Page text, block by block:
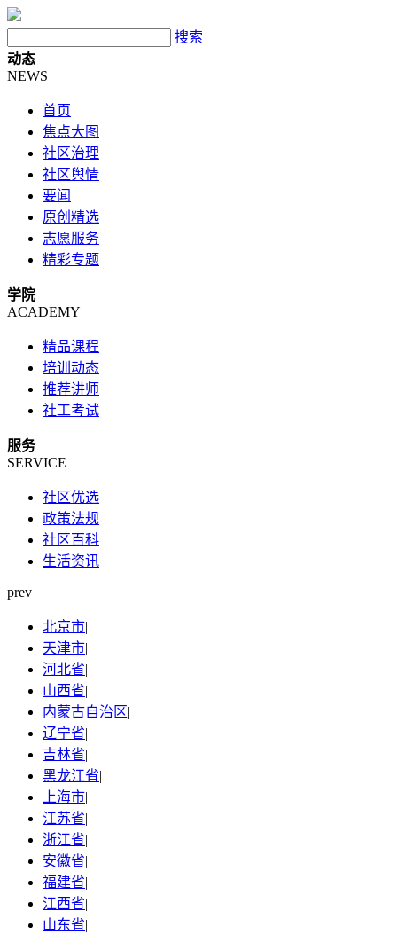
搜索
动态
NEWS
首页
焦点大图
社区治理
社区舆情
要闻
原创精选
志愿服务
精彩专题
学院
ACADEMY
精品课程
培训动态
推荐讲师
社工考试
服务
SERVICE
社区优选
政策法规
社区百科
生活资讯
prev
北京市|
天津市|
河北省|
山西省|
内蒙古自治区|
辽宁省|
吉林省|
黑龙江省|
上海市|
江苏省|
浙江省|
安徽省|
福建省|
江西省|
山东省|